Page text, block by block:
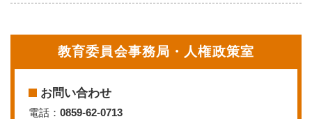
教育委員会事務局・人権政策室
お問い合わせ
電話： 0859-62-0713